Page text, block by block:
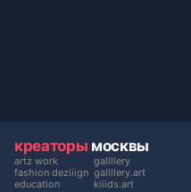
креаторы москвы
artz work
fashion deziiign
education
gallllery
gallllery.art
kiiids.art